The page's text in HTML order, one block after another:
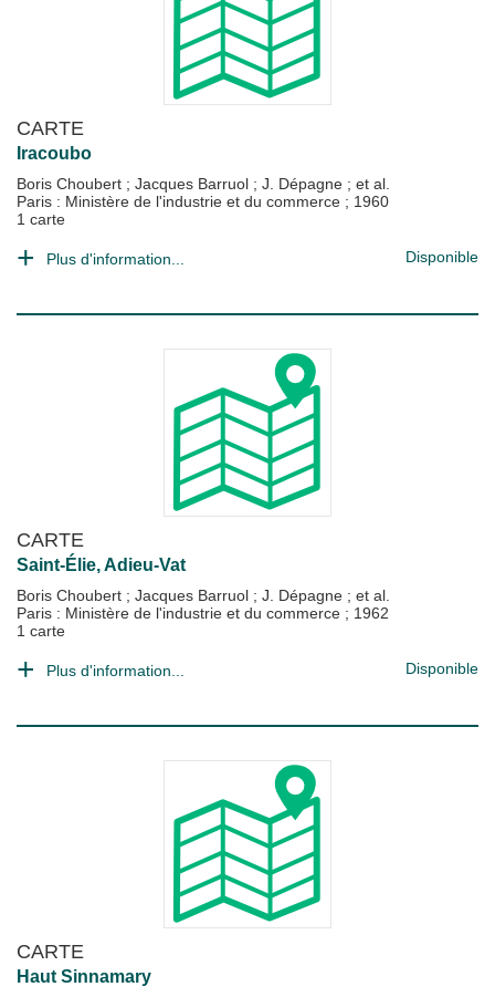
CARTE
Iracoubo
Boris Choubert ; Jacques Barruol ; J. Dépagne ; et al.
Paris : Ministère de l'industrie et du commerce ; 1960
1 carte
Plus d'information... Disponible
CARTE
Saint-Élie, Adieu-Vat
Boris Choubert ; Jacques Barruol ; J. Dépagne ; et al.
Paris : Ministère de l'industrie et du commerce ; 1962
1 carte
Plus d'information... Disponible
CARTE
Haut Sinnamary